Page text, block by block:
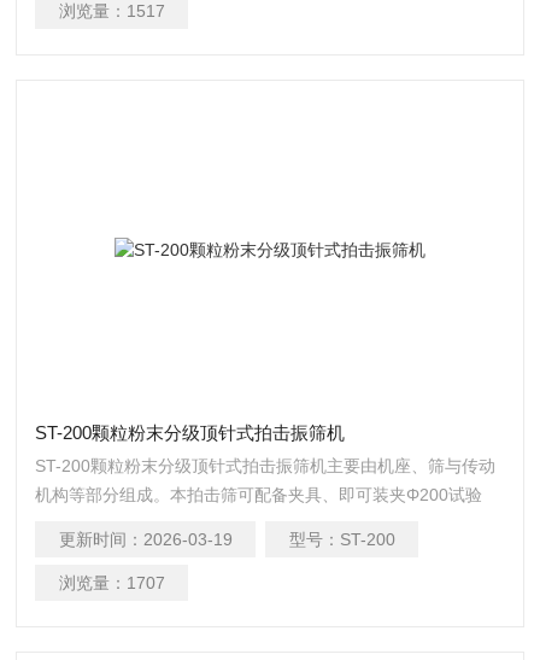
浏览量： 1517
ST-200颗粒粉末分级顶针式拍击振筛机
ST-200颗粒粉末分级顶针式拍击振筛机主要由机座、筛与传动
机构等部分组成。本拍击筛可配备夹具、即可装夹Φ200试验
自动停机。
更新时间： 2026-03-19 型号： ST-200
浏览量： 1707